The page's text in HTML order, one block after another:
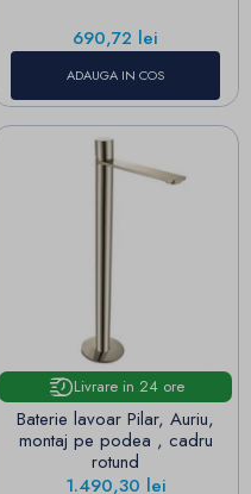
Pret
690,72 lei
ADAUGA IN COS
Livrare in 24 ore
Baterie lavoar Pilar, Auriu,
montaj pe podea , cadru
rotund
Pret
1.490,30 lei